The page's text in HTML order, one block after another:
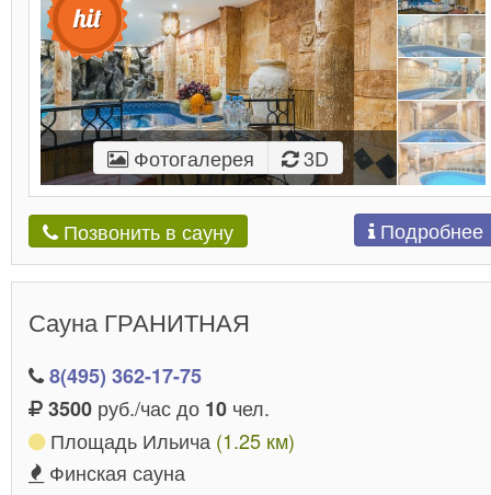
Фотогалерея 3D
Позвонить в сауну Подробнее
Сауна ГРАНИТНАЯ
8(495) 362-17-75
3500 руб./час до 10 чел.
Площадь Ильича (1.25 км)
Финская сауна